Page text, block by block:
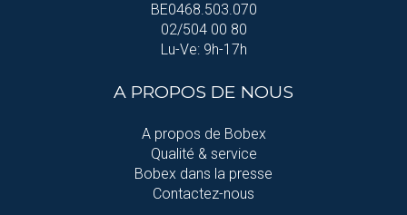
BE0468.503.070
02/504 00 80
Lu-Ve: 9h-17h
A PROPOS DE NOUS
A propos de Bobex
Qualité & service
Bobex dans la presse
Contactez-nous